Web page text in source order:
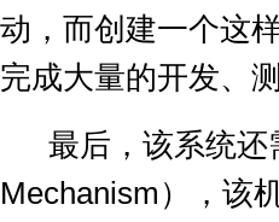
动，而创建一个这
完成大量的开发、
最后，该系统还
Mechanism ），该